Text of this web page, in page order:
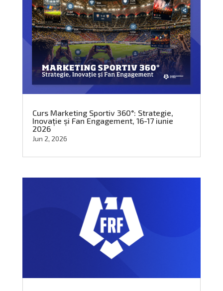
Curs Marketing Sportiv 360°: Strategie,
Inovație și Fan Engagement, 16-17 iunie
2026
Jun 2, 2026